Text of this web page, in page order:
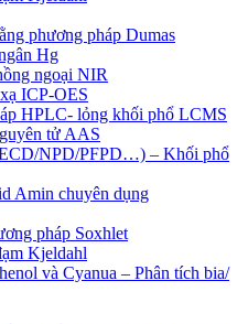
phương pháp Dumas
Hg
ngoại NIR
ICP-OES
HPLC- lỏng khối phổ LCMS
tử AAS
NPD/PFPD…) – Khối phổ
Amin chuyên dụng
pháp Soxhlet
Kjeldahl
và Cyanua – Phân tích bia/